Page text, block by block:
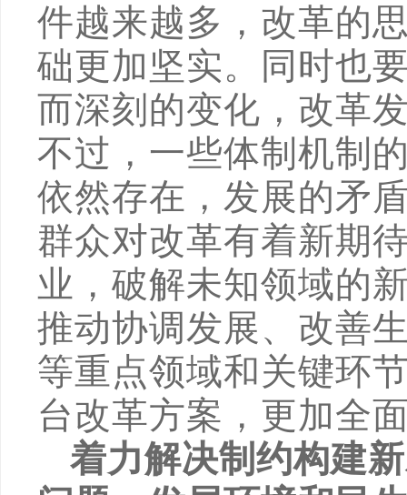
件越来越多，改革的
础更加坚实。同时也
而深刻的变化，改革
不过，一些体制机制
依然存在，发展的矛
群众对改革有着新期
业，破解未知领域的
推动协调发展、改善
等重点领域和关键环
台改革方案，更加全
着力解决制约构建